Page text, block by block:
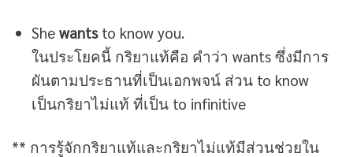
She wantsto know you.
ในประโยคนี้ กริยาแท้คือ คำว่า wants ซึ่งมีการ
ผันตามประธานที่เป็นเอกพจน์ ส่วน to know
เป็นกริยาไม่แท้ ที่เป็น to infinitive
** การรู้จักกริยาแท้และกริยาไม่แท้มีส่วนช่วยใน